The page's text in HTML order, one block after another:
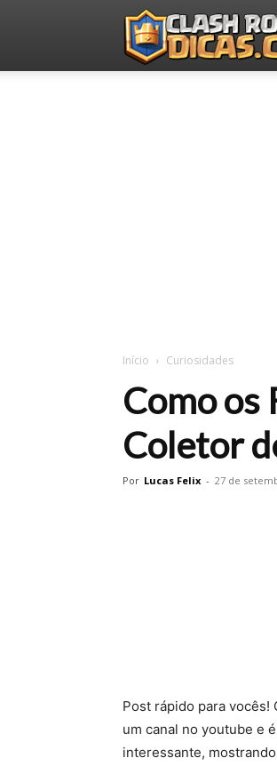
Início Curiosidades
Como os
Coletor
Por Lucas Felix - 27 de
Post rápido para vocês!
um canal no youtube e
interessante,